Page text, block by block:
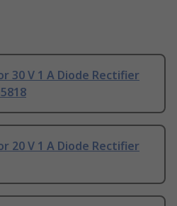
30 V 1 A Diode Rectifier
20 V 1 A Diode Rectifier